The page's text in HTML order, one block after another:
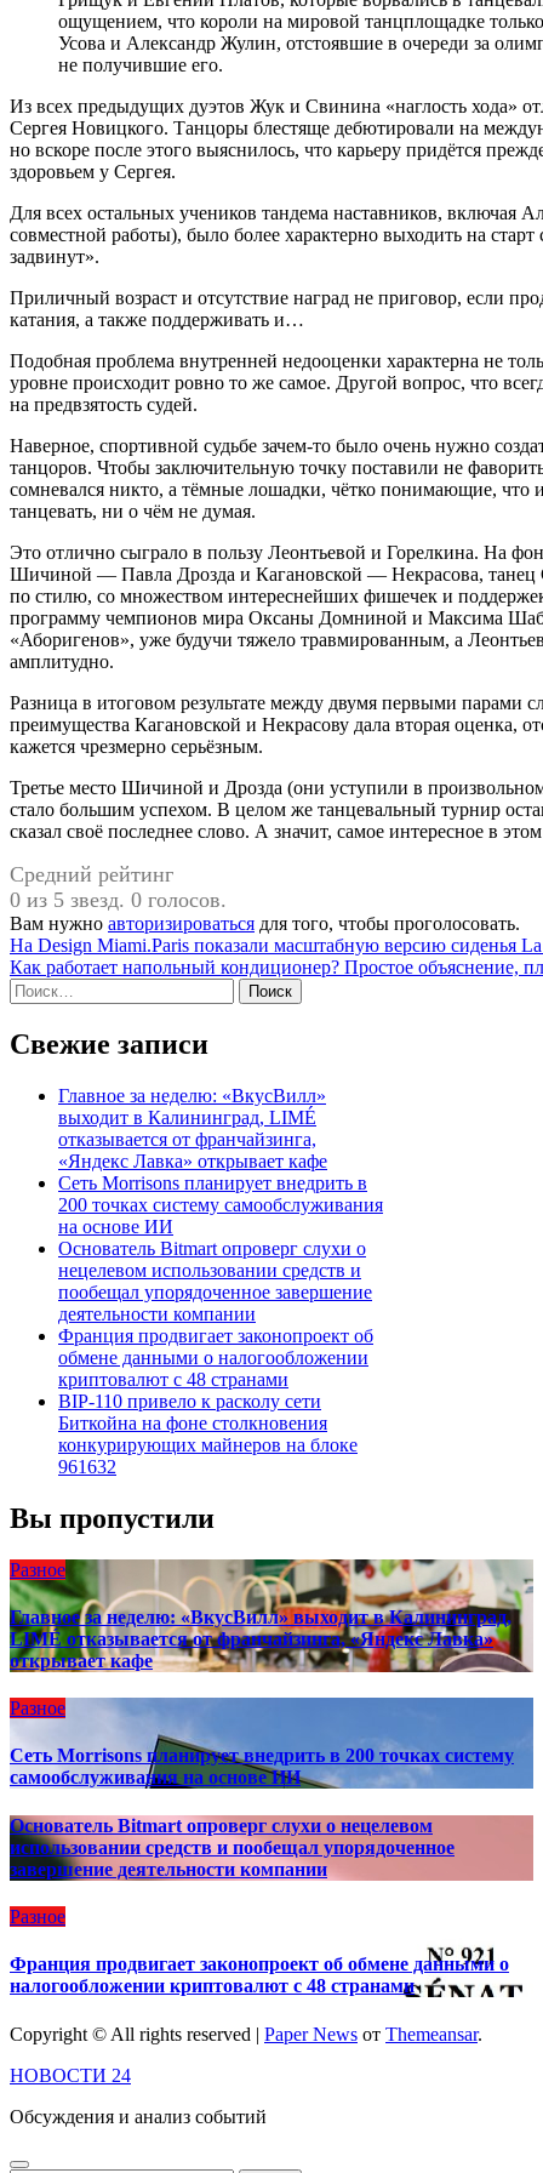
ощущением, что короли на мировой танцплощадке
Усова и Александр Жулин, отстоявшие в очереди за
не получившие его.
Из всех предыдущих дуэтов Жук и Свинина «наглость хода»
Сергея Новицкого. Танцоры блестяще дебютировали на
но вскоре после этого выяснилось, что карьеру придётся
здоровьем у Сергея.
Для всех остальных учеников тандема наставников, включая
совместной работы), было более характерно выходить на
задвинут».
Приличный возраст и отсутствие наград не приговор, если
катания, а также поддерживать и…
Подобная проблема внутренней недооценки характерна не
уровне происходит ровно то же самое. Другой вопрос, что
на предвзятость судей.
Наверное, спортивной судьбе зачем-то было очень нужно
танцоров. Чтобы заключительную точку поставили не
сомневался никто, а тёмные лошадки, чётко понимающие, что
танцевать, ни о чём не думая.
Это отлично сыграло в пользу Леонтьевой и Горелкина. На
Шичиной — Павла Дрозда и Кагановской — Некрасова, танец
по стилю, со множеством интереснейших фишечек и
программу чемпионов мира Оксаны Домниной и Максима
«Аборигенов», уже будучи тяжело травмированным, а
амплитудно.
Разница в итоговом результате между двумя первыми парами
преимущества Кагановской и Некрасову дала вторая оценка,
кажется чрезмерно серьёзным.
Третье место Шичиной и Дрозда (они уступили в
стало большим успехом. В целом же танцевальный турнир
сказал своё последнее слово. А значит, самое интересное в
Средний рейтинг
0 из 5 звезд. 0 голосов.
Вам нужно авторизироваться для того, чтобы проголосовать.
Навигация
по
записям
На Design Miami.Paris показали масштабную версию сиденья
Как работает напольный кондиционер? Простое объяснение,
Найти:
Свежие записи
Главное за неделю: «ВкусВилл»
выходит в Калининград, LIMÉ
отказывается от франчайзинга,
«Яндекс Лавка» открывает кафе
Сеть Morrisons планирует внедрить в
200 точках систему самообслуживания
на основе ИИ
Основатель Bitmart опроверг слухи о
нецелевом использовании средств и
пообещал упорядоченное завершение
деятельности компании
Франция продвигает законопроект об
обмене данными о налогообложении
криптовалют с 48 странами
BIP-110 привело к расколу сети
Биткойна на фоне столкновения
конкурирующих майнеров на блоке
961632
Вы пропустили
Разное
Главное за неделю: «ВкусВилл» выходит в Калининград,
LIMÉ отказывается от франчайзинга, «Яндекс Лавка»
открывает кафе
Разное
Сеть Morrisons планирует внедрить в 200 точках систему
самообслуживания на основе ИИ
Основатель Bitmart опроверг слухи о нецелевом
использовании средств и пообещал упорядоченное
завершение деятельности компании
Разное
Франция продвигает законопроект об обмене данными о
налогообложении криптовалют с 48 странами
Copyright © All rights reserved | Paper News от Themeansar.
НОВОСТИ 24
Обсуждения и анализ событий